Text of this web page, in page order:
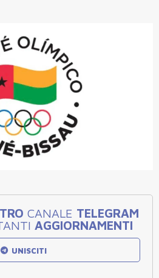
CANALE TELEGRAM
AGGIORNAMENTI
UNISCITI